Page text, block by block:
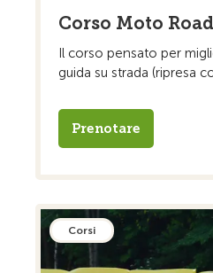
Corso Moto Road
Il corso pensato per
guida su strada (ripresa
Prenotare
Corsi